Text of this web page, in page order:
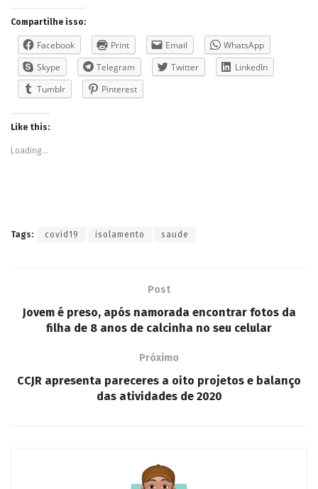
Compartilhe isso:
Facebook Print Email
WhatsApp
Skype
Telegram Twitter
LinkedIn
Tumblr
Pinterest
Like this:
Loading...
Tags: covid19 isolamento saude
Post
Jovem é preso, após namorada encontrar fotos da
filha de 8 anos de calcinha no seu celular
Próximo
CCJR apresenta pareceres a oito projetos e balanço
das atividades de 2020